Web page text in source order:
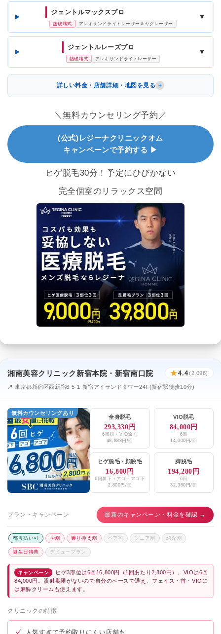
ジェントルマックスプロ
熱破壊式 アレキサンドライトレーザー＆ヤグレーザー
▼
ジェントルレーズプロ
熱破壊式 アレキサンドライトレーザー
▼
詳しい料金・店舗詳細・地図を見る
＼無料カウンセリング予約／
(公式)レジーナクリニックオム
キャンペーンで予約する ▶
ヒゲ脱毛30分！予定にひびかない
完全個室のリラックス空間
湘南美容クリニック新宿本院・新宿南口院 ★4.4(2,098)
📍 東京都新宿区西新宿6-5-1 新宿アイランドタワー24F(新宿駅徒歩10分)
無料カウンセリングあり
全身脱毛
293,330円
6回顔・VIO除く
48,888円/回
VIO脱毛
84,000円
6回
14,000円/回
ヒゲ脱毛・ 顔脱毛
16,800円
6回鼻下＋アゴ＋アゴ下
2,800円/回
脚脱毛
194,280円
6回
32,380円/回
プラン・キャンペーン 最新のキャンペーン・料金を確認 →
都度払い可 学割 乗り換え割 ペア割 シニア割 紹介割
誕生日特典 デビュープラン
キャンペーン
ヒゲ3部位は6回16,800円（1回あたり2,800円）、VIOは6回
84,000円。照射期限がないので自分のペースで通え、フェイス・首・VIOに
は麻酔クリームも使えます。
クリニックの特徴
✓ 人気すぎて予約取りにくい店舗も